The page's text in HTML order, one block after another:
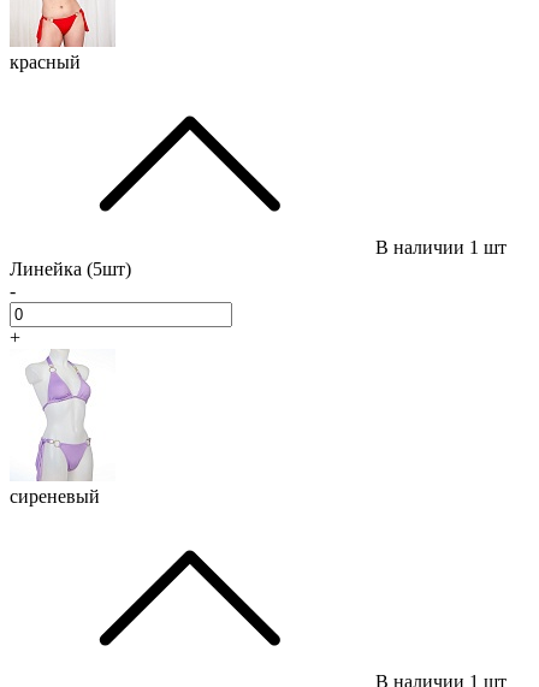
красный
В наличии 1 шт
Линейка (5шт)
-
+
сиреневый
В наличии 1 шт